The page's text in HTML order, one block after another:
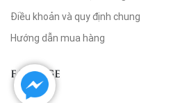
Điều khoản và quy định chung
Hướng dẫn mua hàng
FANPAGE